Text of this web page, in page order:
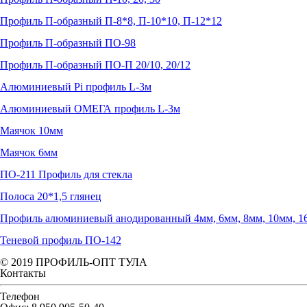
Профиль П-образный П-8*8, П-10*10, П-12*12
Профиль П-образный ПО-98
Профиль П-образный ПО-П 20/10, 20/12
Алюминиевый Pi профиль L-3м
Алюминиевый ОМЕГА профиль L-3м
Маячок 10мм
Маячок 6мм
ПО-211 Профиль для стекла
Полоса 20*1,5 глянец
Профиль алюминиевый анодированный 4мм, 6мм, 8мм, 10мм,
Теневой профиль ПО-142
© 2019 ПРОФИЛЬ-ОПТ ТУЛА
Контакты
Телефон